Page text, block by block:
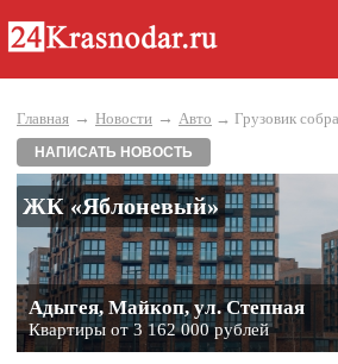
Главная → Новости → Авто → Грузовик
НАПИСАТЬ НОВОСТЬ
ЖК «Яблоневый»
Адыгея, Майкоп, ул. Степная
Квартиры от 3 162 000 рублей